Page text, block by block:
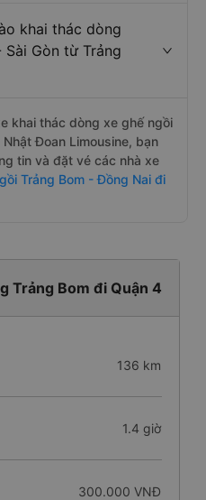
khai thác dòng
Gòn từ Trảng
khai thác dòng xe ghế ngồi
Đoan Limousine, bạn
tin và đặt vé các nhà xe
Trảng Bom - Đồng Nai đi
Trảng Bom đi Quận 4
136 km
1.4 giờ
300.000 VNĐ